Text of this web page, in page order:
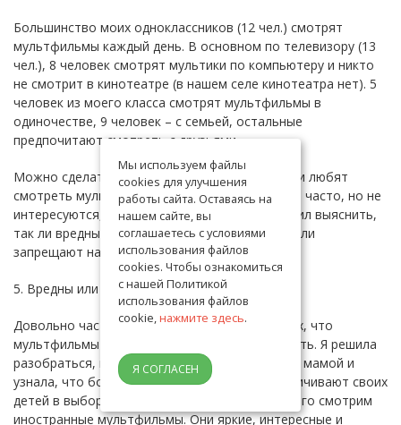
Большинство моих одноклассников (12 чел.) смотрят
мультфильмы каждый день. В основном по телевизору (13
чел.), 8 человек смотрят мультики по компьютеру и никто
не смотрит в кинотеатре (в нашем селе кинотеатра нет). 5
человек из моего класса смотрят мультфильмы в
одиночестве, 9 человек – с семьей, остальные
предпочитают смотреть с друзьями.
Можно сделать вывод, что мои одноклассники любят
смотреть мультфильмы, смотрят их подолгу и часто, но не
интересуются, кто автор мультфильма. Я решил выяснить,
так ли вредны мультфильмы, не зря ли родители
запрещают нам часто сидеть у экрана.
5. Вредны или полезны мультфильмы?
Довольно часто можно услышать от взрослых, что
мультфильмы вредны, что их не стоит смотреть. Я решила
разобраться, почему. Почитала, поговорила с мамой и
узнала, что большинство родителей не ограничивают своих
детей в выборе мультфильмов. А мы чаще всего смотрим
иностранные мультфильмы. Они яркие, интересные и
Мы используем файлы
cookies для улучшения
работы сайта. Оставаясь на
нашем сайте, вы
соглашаетесь с условиями
использования файлов
cookies. Чтобы ознакомиться
с нашей Политикой
использования файлов
cookie,нажмите здесь.
Я СОГЛАСЕН